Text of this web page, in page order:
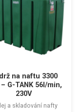
na naftu 3300
– G-TANK 56l/min,
230V
a skladování nafty